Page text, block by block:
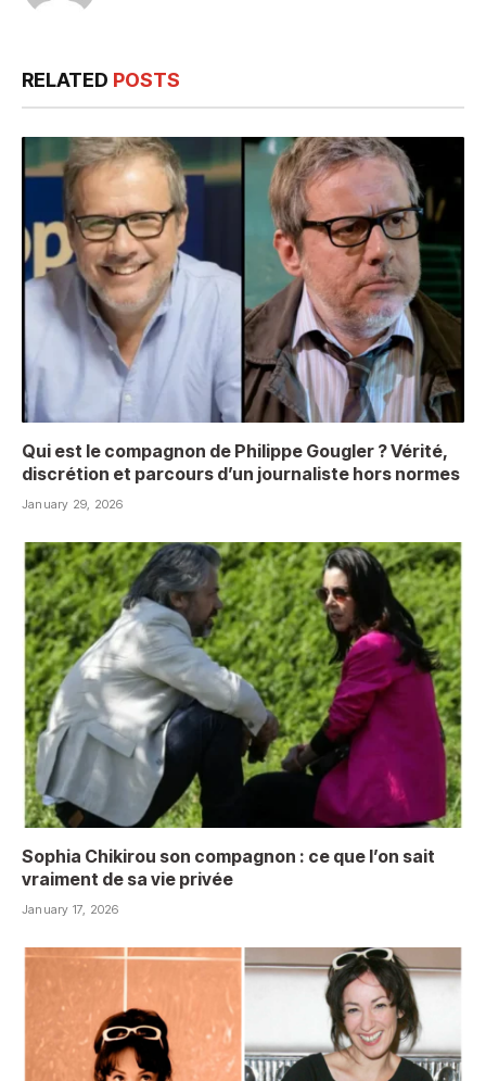
RELATED POSTS
Qui est le compagnon de Philippe Gougler ? Vérité,
discrétion et parcours d’un journaliste hors normes
January 29, 2026
Sophia Chikirou son compagnon : ce que l’on sait
vraiment de sa vie privée
January 17, 2026